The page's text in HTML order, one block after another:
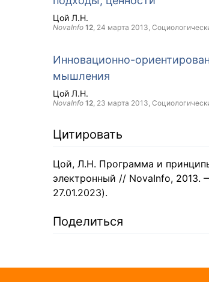
Цой Л.Н.
NovaInfo 12, 24 марта 2013,
Инновационно-
мышления
Цой Л.Н.
NovaInfo 12, 23 марта 2013,
Цитировать
Цой, Л.Н. Программа и
электронный // NovaInfo,
27.01.2023).
Поделиться